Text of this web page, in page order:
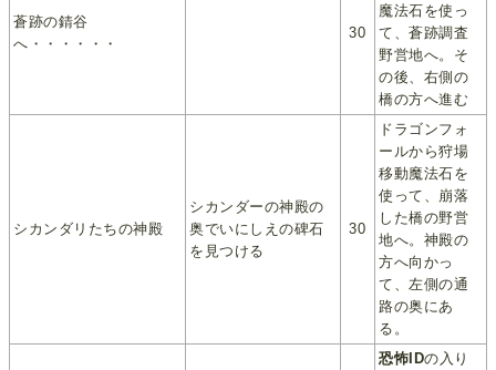
蒼跡の錆谷
へ・・・・・・
30
魔法石を使っ
て、蒼跡調査
野営地へ。そ
の後、右側の
橋の方へ進む
シカンダリたちの神殿
シカンダーの神殿の
奥でいにしえの碑石
を見つける
30
ドラゴンフォ
ールから狩場
移動魔法石を
使って、崩落
した橋の野営
地へ。神殿の
方へ向かっ
て、左側の通
路の奥にあ
る。
恐怖IDの入り